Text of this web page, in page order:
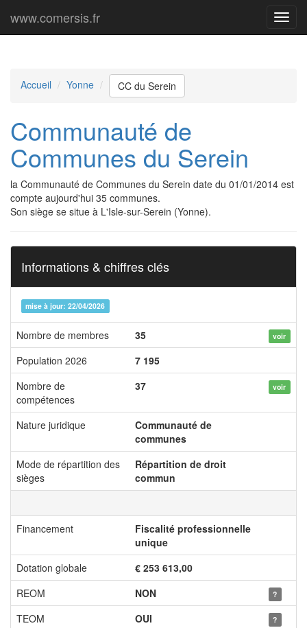
Menu
www.comersis.fr
Accueil Yonne CC du Serein
Communauté de
Communes du Serein
la Communauté de Communes du Serein date du 01/01/2014 est
compte aujourd'hui 35 communes.
Son siège se situe à L'Isle-sur-Serein (Yonne).
Informations & chiffres clés
mise à jour: 22/04/2026
Nombre de membres 35 voir
Population 2026
7 195
Nombre de
compétences
37 voir
Nature juridique
Communauté de
communes
Mode de répartition des
sièges
Répartition de droit
commun
Financement
Fiscalité professionnelle
unique
Dotation globale
€ 253 613,00
REOM
NON ?
TEOM OUI ?